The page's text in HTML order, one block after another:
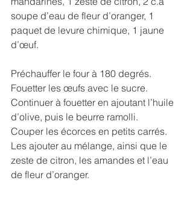
soupe d’eau de fleur d’oranger, 1
paquet de levure chimique, 1 jaune
d’œuf.
Préchauffer le four à 180 degrés.
Fouetter les œufs avec le sucre.
Continuer à fouetter en ajoutant l’huile
d’olive, puis le beurre ramolli.
Couper les écorces en petits carrés.
Les ajouter au mélange, ainsi que le
zeste de citron, les amandes et l’eau
de fleur d’oranger.